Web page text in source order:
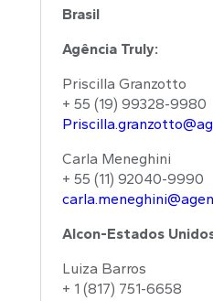
Brasil
Agência Truly:
Priscilla Granzotto
+ 55 (19) 99328-9980
Carla Meneghini
+ 55 (11) 92040-9990
Alcon-Estados
Luiza Barros
+ 1 (817) 751-6658